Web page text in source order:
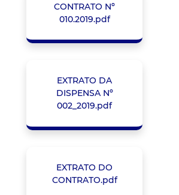
CONTRATO Nº
010.2019.pdf
EXTRATO DA
DISPENSA Nº
002_2019.pdf
EXTRATO DO
CONTRATO.pdf